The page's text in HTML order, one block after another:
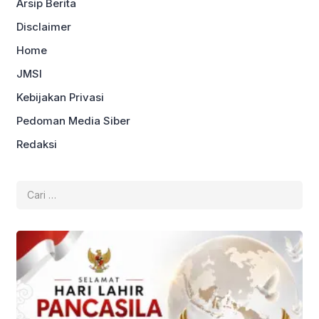
Arsip Berita
Disclaimer
Home
JMSI
Kebijakan Privasi
Pedoman Media Siber
Redaksi
untuk: